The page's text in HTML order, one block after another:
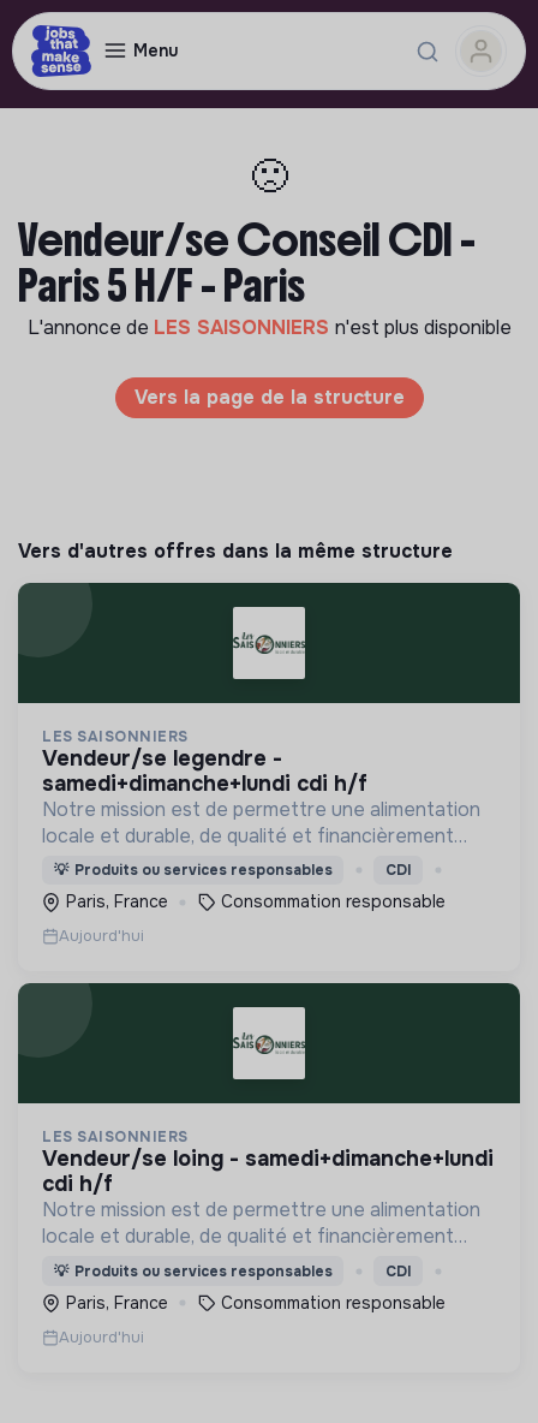
Menu
🙁
Vendeur/se Conseil CDI -
Paris 5 H/F - Paris
L'annonce de LES SAISONNIERS n'est plus disponible
Vers la page de la structure
Vers d'autres offres dans la même structure
LES SAISONNIERS
vendeur/se legendre -
samedi+dimanche+lundi cdi h/f
Notre mission est de permettre une alimentation
locale et durable, de qualité et financièrement
abordable.
💡 Produits ou services responsables CDI
Paris, France Consommation responsable
Aujourd'hui
LES SAISONNIERS
vendeur/se loing - samedi+dimanche+lundi
cdi h/f
Notre mission est de permettre une alimentation
locale et durable, de qualité et financièrement
abordable.
💡 Produits ou services responsables CDI
Paris, France Consommation responsable
Aujourd'hui